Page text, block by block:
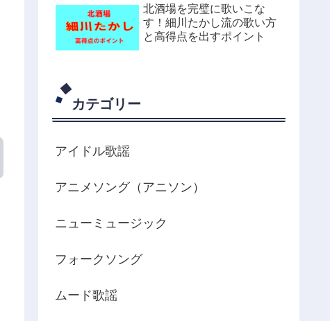
北酒場を完璧に歌いこな
す！細川たかし流の歌い方
と高得点を出すポイント
カテゴリー
アイドル歌謡
アニメソング（アニソン）
ニューミュージック
フォークソング
ムード歌謡